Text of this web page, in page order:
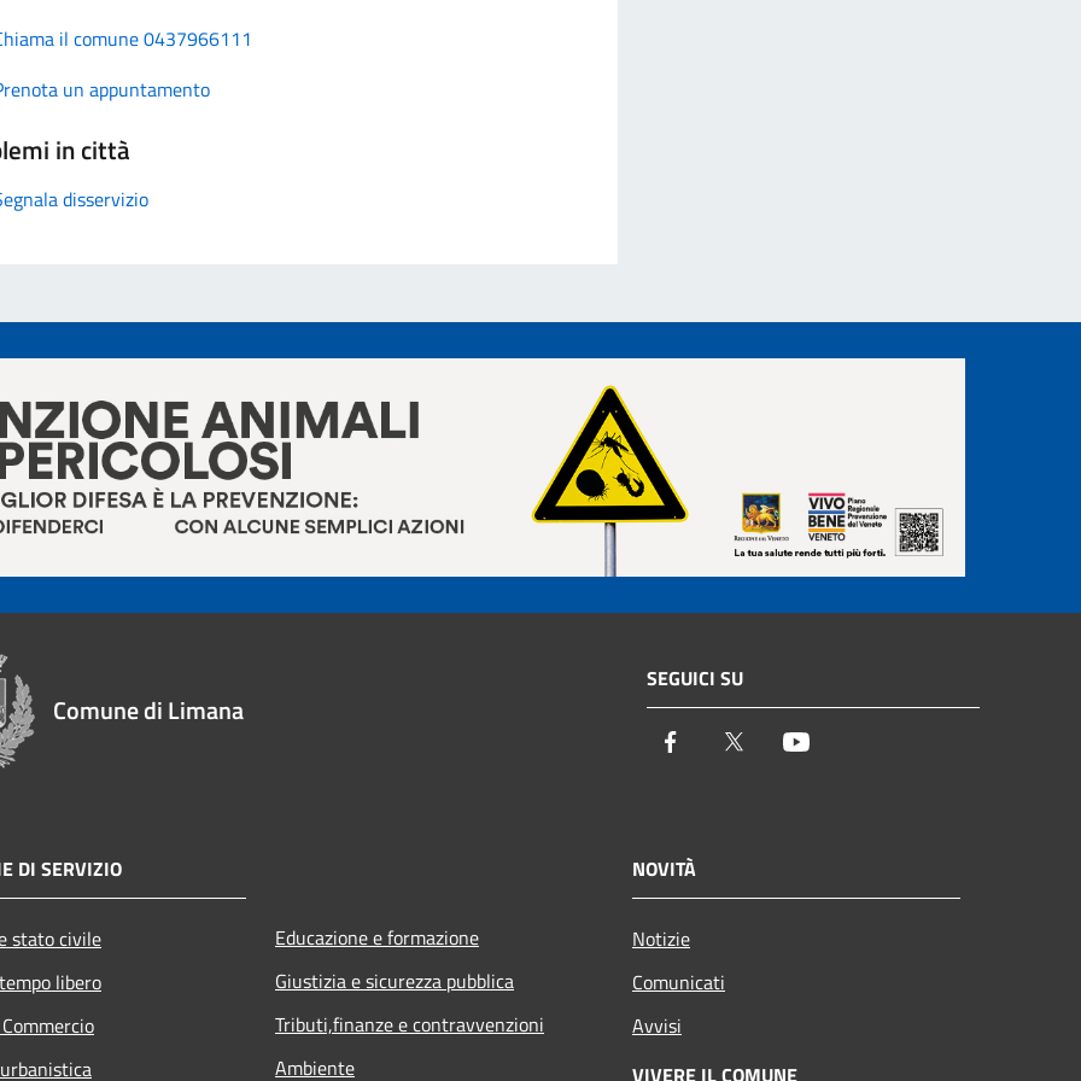
il comune 0437966111
un appuntamento
in città
disservizio
Comune di Limana
SEGUICI SU
Facebook Twitter
DI SERVIZIO
stato civile
libero
Educazione e formazione
Giustizia e sicurezza pubblica
Tributi,finanze e contravvenzioni
Ambiente
NOVITÀ
Notizie
Comunicati
Avvisi
VIVERE IL COMUNE